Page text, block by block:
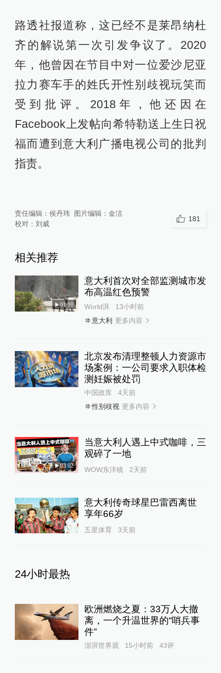
路透社报道称，这已经不是莱昂纳杜
齐的解说第一次引发争议了。2020
年，他曾因在节目中对一位爱沙尼亚
拉力赛车手的姓氏开性别歧视玩笑而
受到批评。2018年，他还因在
Facebook上发帖向希特勒送上生日祝
福而遭到意大利广播电视公司的批判
指责。
责任编辑： 侯丹玮 图片编辑： 金洁
校对： 刘威
181
相关推荐
01:10
意大利首次对全部监测城市发
布高温红色预警
World湃
13小时前
意大利
更多内容
北京发布清理整顿人力资源市
场案例：一公司要求入职体检
测妊娠被处罚
中国政库
4天前
性别歧视 更多内容
03:02
当意大利人遇上中式咖啡，三
观碎了一地
WOW东洋镜 2天前
意大利传奇球星巴雷西离世
享年66岁
五星体育 3天前
24小时最热
欧洲燃烧之夏：33万人大撤
离，一个升温世界的“哨兵事
件”
澎湃世界观 15小时前 43评